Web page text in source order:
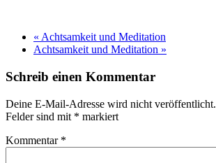
« Achtsamkeit und Meditation
Achtsamkeit und Meditation »
Schreib einen Kommentar
Deine E-Mail-Adresse wird nicht veröffentlicht.
Felder sind mit * markiert
Kommentar *